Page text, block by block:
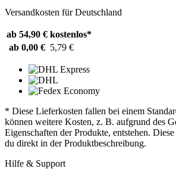
Versandkosten für Deutschland
ab 54,90 € kostenlos*
ab 0,00 € 5,79 €
* Diese Lieferkosten fallen bei einem
können weitere Kosten, z. B. aufgrund des
Eigenschaften der Produkte, entstehen.
du direkt in der Produktbeschreibung.
Hilfe & Support